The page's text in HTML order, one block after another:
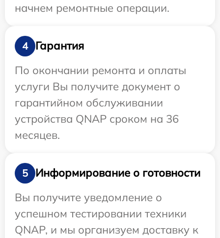
начнем ремонтные операции.
4
Гарантия
По окончании ремонта и оплаты
услуги Вы получите документ о
гарантийном обслуживании
устройства QNAP сроком на 36
месяцев.
5
Информирование о готовности
Вы получите уведомление о
успешном тестировании техники
QNAP, и мы организуем доставку к